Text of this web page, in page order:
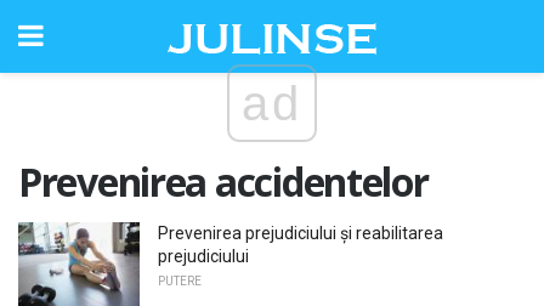
ad
Prevenirea accidentelor
Prevenirea prejudiciului și reabilitarea
prejudiciului
PUTERE